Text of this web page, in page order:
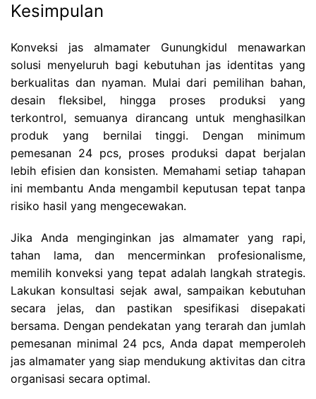
Kesimpulan
Konveksi jas almamater Gunungkidul menawarkan
solusi menyeluruh bagi kebutuhan jas identitas yang
berkualitas dan nyaman. Mulai dari pemilihan bahan,
desain fleksibel, hingga proses produksi yang
terkontrol, semuanya dirancang untuk menghasilkan
produk yang bernilai tinggi. Dengan minimum
pemesanan 24 pcs, proses produksi dapat berjalan
lebih efisien dan konsisten. Memahami setiap tahapan
ini membantu Anda mengambil keputusan tepat tanpa
risiko hasil yang mengecewakan.
Jika Anda menginginkan jas almamater yang rapi,
tahan lama, dan mencerminkan profesionalisme,
memilih konveksi yang tepat adalah langkah strategis.
Lakukan konsultasi sejak awal, sampaikan kebutuhan
secara jelas, dan pastikan spesifikasi disepakati
bersama. Dengan pendekatan yang terarah dan jumlah
pemesanan minimal 24 pcs, Anda dapat memperoleh
jas almamater yang siap mendukung aktivitas dan citra
organisasi secara optimal.